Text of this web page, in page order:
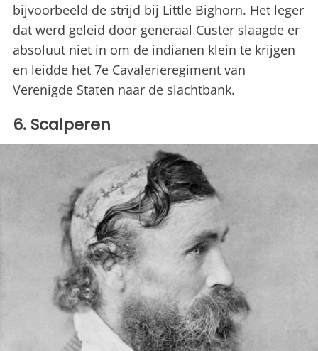
bijvoorbeeld de strijd bij Little Bighorn. Het leger
dat werd geleid door generaal Custer slaagde er
absoluut niet in om de indianen klein te krijgen
en leidde het 7e Cavalerieregiment van
Verenigde Staten naar de slachtbank.
6. Scalperen